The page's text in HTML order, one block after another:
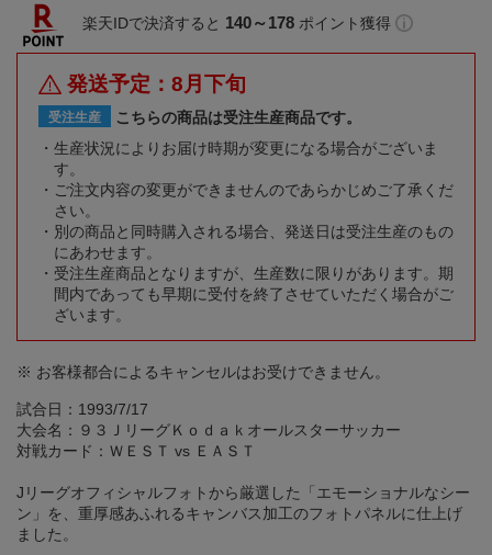
楽天IDで決済すると 140～178 ポイント獲得
発送予定：8月下旬
受注生産
こちらの商品は受注生産商品です。
生産状況によりお届け時期が変更になる場合がございま
す。
ご注文内容の変更ができませんのであらかじめご了承くだ
さい。
別の商品と同時購入される場合、発送日は受注生産のもの
にあわせます。
受注生産商品となりますが、生産数に限りがあります。期
間内であっても早期に受付を終了させていただく場合がご
ざいます。
※ お客様都合によるキャンセルはお受けできません。
試合日：1993/7/17
大会名：９３ＪリーグＫｏｄａｋオールスターサッカー
対戦カード：ＷＥＳＴ vs ＥＡＳＴ
Jリーグオフィシャルフォトから厳選した「エモーショナルなシー
ン」を、重厚感あふれるキャンバス加工のフォトパネルに仕上げ
ました。